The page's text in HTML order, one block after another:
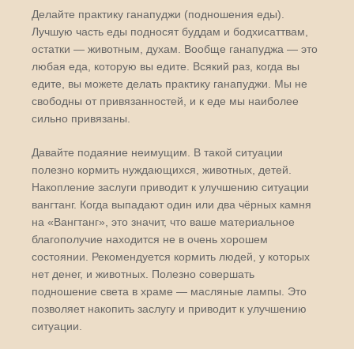
Делайте практику ганапуджи (подношения еды).
Лучшую часть еды подносят буддам и бодхисаттвам,
остатки — животным, духам. Вообще ганапуджа — это
любая еда, которую вы едите. Всякий раз, когда вы
едите, вы можете делать практику ганапуджи. Мы не
свободны от привязанностей, и к еде мы наиболее
сильно привязаны.
Давайте подаяние неимущим. В такой ситуации
полезно кормить нуждающихся, животных, детей.
Накопление заслуги приводит к улучшению ситуации
вангтанг. Когда выпадают один или два чёрных камня
на «Вангтанг», это значит, что ваше материальное
благополучие находится не в очень хорошем
состоянии. Рекомендуется кормить людей, у которых
нет денег, и животных. Полезно совершать
подношение света в храме — масляные лампы. Это
позволяет накопить заслугу и приводит к улучшению
ситуации.